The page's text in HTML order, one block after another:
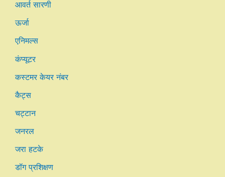
आवर्त सारणी
ऊर्जा
एनिमल्स
कंप्यूटर
कस्टमर केयर नंबर
कैट्स
चट्टान
जनरल
जरा हटके
डॉग प्रशिक्षण